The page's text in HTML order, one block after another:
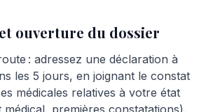
ouverture du dossier
: adressez une déclaration à
les 5 jours, en joignant le constat
médicales relatives à votre état
premières constatations).